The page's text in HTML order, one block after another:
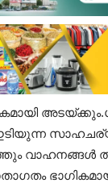
ഇടിയുന്ന
വാഹനങ്ങൾ